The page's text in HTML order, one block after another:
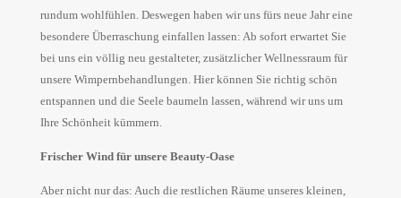
rundum wohlfühlen. Deswegen haben wir uns fürs neue Jahr eine
besondere Überraschung einfallen lassen: Ab sofort erwartet Sie
bei uns ein völlig neu gestalteter, zusätzlicher Wellnessraum für
unsere Wimpernbehandlungen. Hier können Sie richtig schön
entspannen und die Seele baumeln lassen, während wir uns um
Ihre Schönheit kümmern.
Frischer Wind für unsere Beauty-Oase
Aber nicht nur das: Auch die restlichen Räume unseres kleinen,